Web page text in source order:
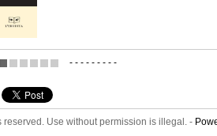
- - - - - - - - -
Use without permission is illegal. -